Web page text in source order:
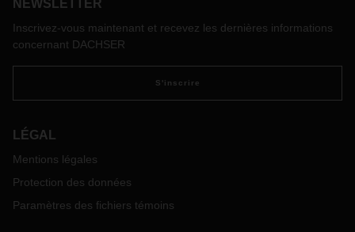
NEWSLETTER
Inscrivez-vous maintenant et recevez les dernières informations
concernant DACHSER
S'inscrire
LÉGAL
Mentions légales
Protection des données
Paramètres des fichiers témoins